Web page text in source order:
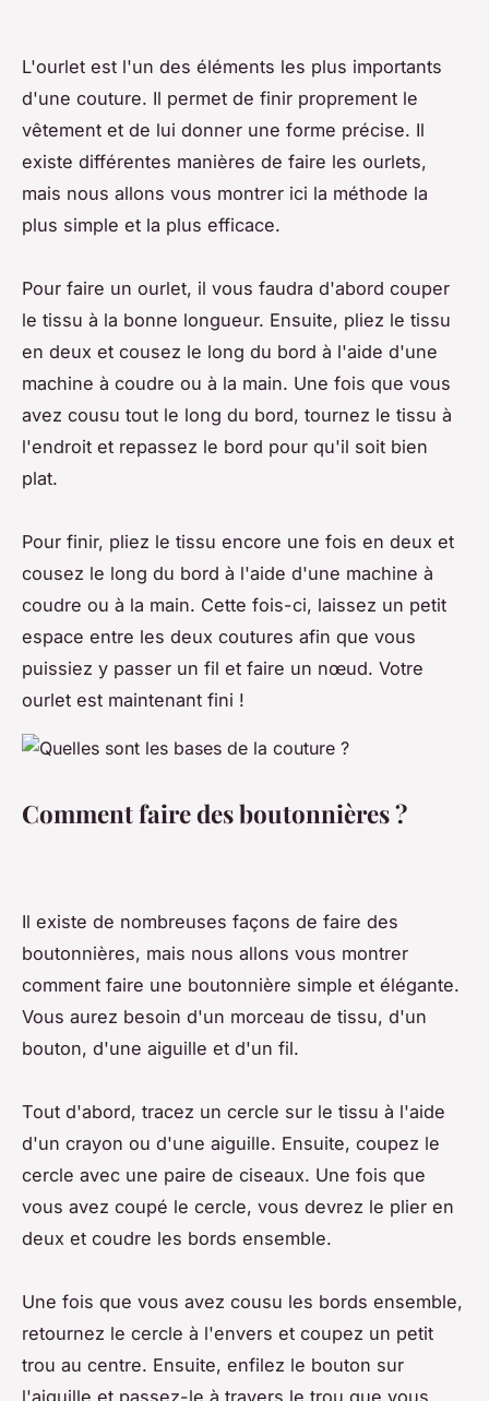
L'ourlet est l'un des éléments les plus importants
d'une couture. Il permet de finir proprement le
vêtement et de lui donner une forme précise. Il
existe différentes manières de faire les ourlets,
mais nous allons vous montrer ici la méthode la
plus simple et la plus efficace.
Pour faire un ourlet, il vous faudra d'abord couper
le tissu à la bonne longueur. Ensuite, pliez le tissu
en deux et cousez le long du bord à l'aide d'une
machine à coudre ou à la main. Une fois que vous
avez cousu tout le long du bord, tournez le tissu à
l'endroit et repassez le bord pour qu'il soit bien
plat.
Pour finir, pliez le tissu encore une fois en deux et
cousez le long du bord à l'aide d'une machine à
coudre ou à la main. Cette fois-ci, laissez un petit
espace entre les deux coutures afin que vous
puissiez y passer un fil et faire un nœud. Votre
ourlet est maintenant fini !
Comment faire des boutonnières ?
Il existe de nombreuses façons de faire des
boutonnières, mais nous allons vous montrer
comment faire une boutonnière simple et élégante.
Vous aurez besoin d'un morceau de tissu, d'un
bouton, d'une aiguille et d'un fil.
Tout d'abord, tracez un cercle sur le tissu à l'aide
d'un crayon ou d'une aiguille. Ensuite, coupez le
cercle avec une paire de ciseaux. Une fois que
vous avez coupé le cercle, vous devrez le plier en
deux et coudre les bords ensemble.
Une fois que vous avez cousu les bords ensemble,
retournez le cercle à l'envers et coupez un petit
trou au centre. Ensuite, enfilez le bouton sur
l'aiguille et passez-le à travers le trou que vous